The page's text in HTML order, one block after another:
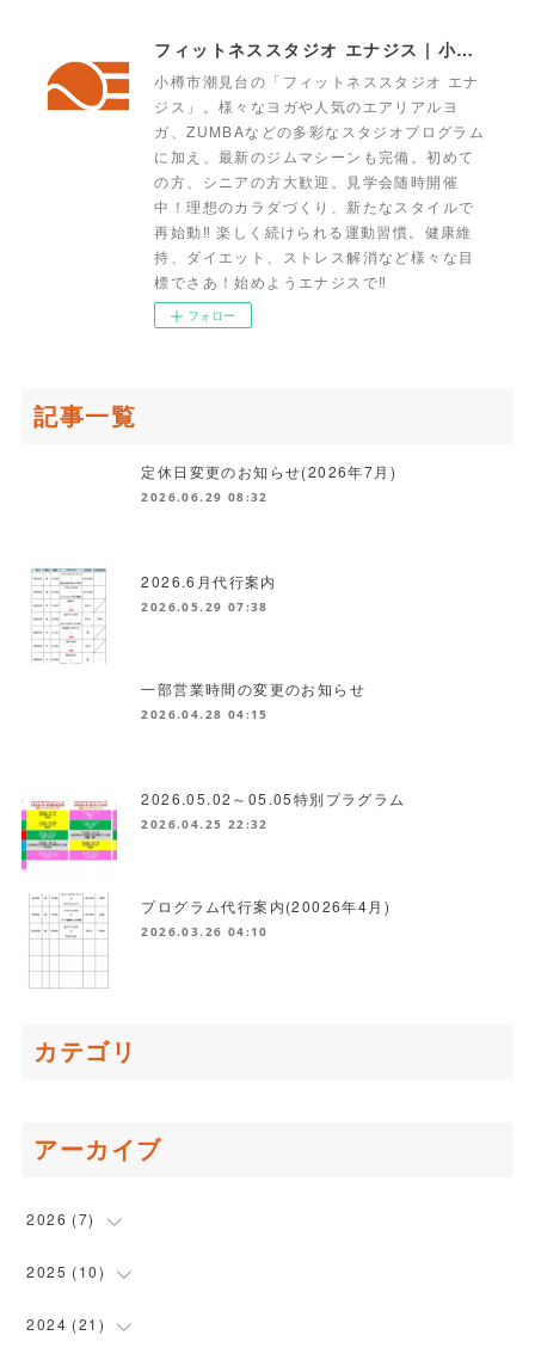
フィットネススタジオ エナジス | 小樽・スポーツクラブ・ENERGYS
小樽市潮見台の「フィットネススタジオ エナ
ジス」。様々なヨガや人気のエアリアルヨ
ガ、ZUMBAなどの多彩なスタジオプログラム
に加え、最新のジムマシーンも完備。初めて
の方、シニアの方大歓迎。見学会随時開催
中！理想のカラダづくり、新たなスタイルで
再始動‼ 楽しく続けられる運動習慣。健康維
持、ダイエット、ストレス解消など様々な目
標でさあ！始めようエナジスで‼
フォロー
記事一覧
定休日変更のお知らせ(2026年7月)
2026.06.29 08:32
2026.6月代行案内
2026.05.29 07:38
一部営業時間の変更のお知らせ
2026.04.28 04:15
2026.05.02～05.05特別プラグラム
2026.04.25 22:32
プログラム代行案内(20026年4月)
2026.03.26 04:10
カテゴリ
アーカイブ
2026 (7)
(1)
(1 )
2025 (10)
(1 )
2024 (21 )